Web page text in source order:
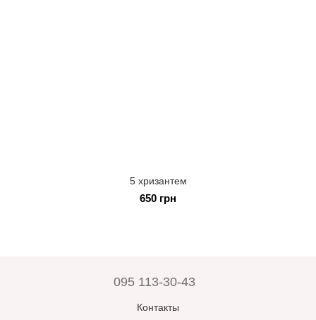
5 хризантем
650 грн
095 113-30-43
Контакты